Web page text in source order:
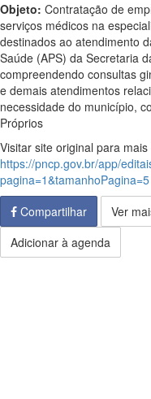
Objeto: Contratação de
serviços médicos na
destinados ao atendimento
Saúde (APS) da Secretaria
compreendendo consultas
e demais atendimentos
necessidade do município,
Próprios
Visitar site original para mais
https://pncp.gov.br/app/
pagina=1&tamanhoPagina=5
Compartilhar
Ver
Adicionar à agenda